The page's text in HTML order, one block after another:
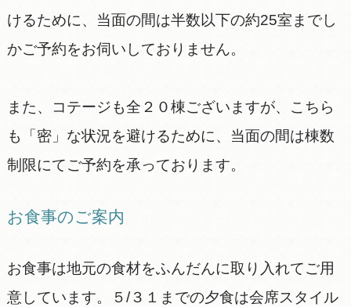
けるために、当面の間は半数以下の約25室までし
かご予約をお伺いしておりません。
また、コテージも全２０棟ございますが、こちら
も「密」な状況を避けるために、当面の間は棟数
制限にてご予約を承っております。
お食事のご案内
お食事は地元の食材をふんだんに取り入れてご用
意しています。５/３１までの夕食は会席スタイル